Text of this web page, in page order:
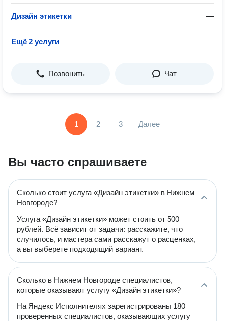
Дизайн этикетки —
Ещё 2 услуги
Позвонить Чат
1 2 3 Далее
Вы часто спрашиваете
Сколько стоит услуга «Дизайн этикетки» в Нижнем
Новгороде?
Услуга «Дизайн этикетки» может стоить от 500
рублей. Всё зависит от задачи: расскажите, что
случилось, и мастера сами расскажут о расценках,
а вы выберете подходящий вариант.
Сколько в Нижнем Новгороде специалистов,
которые оказывают услугу «Дизайн этикетки»?
На Яндекс Исполнителях зарегистрированы 180
проверенных специалистов, оказывающих услугу